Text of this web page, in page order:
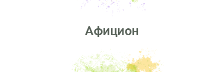
Афицион